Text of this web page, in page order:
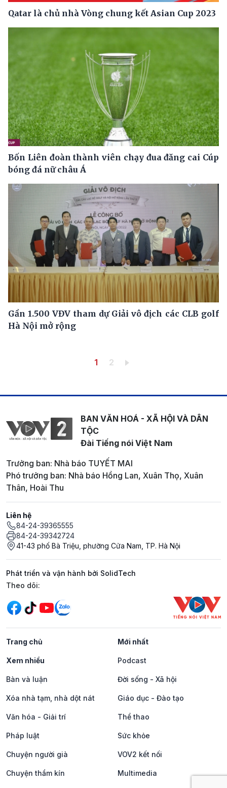
Qatar là chủ nhà Vòng chung kết Asian Cup 2023
Bốn Liên đoàn thành viên chạy đua đăng cai Cúp
bóng đá nữ châu Á
Gần 1.500 VĐV tham dự Giải vô địch các CLB golf
Hà Nội mở rộng
Trang hiện thời
1 Trang
2
BAN VĂN HOÁ - XÃ HỘI VÀ DÂN
TỘC
Đài Tiếng nói Việt Nam
Trưởng ban: Nhà báo TUYẾT MAI
Phó trưởng ban: Nhà báo Hồng Lan, Xuân Thọ, Xuân
Thân, Hoài Thu
Liên hệ
84-24-39365555
84-24-39342724
41-43 phố Bà Triệu, phường Cửa Nam, TP. Hà Nội
Phát triển và vận hành bởi SolidTech
Mạng xã hội
Theo dõi:
Trang chủ Mới nhất
Xem nhiều Podcast
Bàn và luận Đời sống - Xã hội
Xóa nhà tạm, nhà dột nát Giáo dục - Đào tạo
Văn hóa - Giải trí Thể thao
Pháp luật Sức khỏe
Chuyện người già VOV2 kết nối
Chuyện thầm kín Multimedia